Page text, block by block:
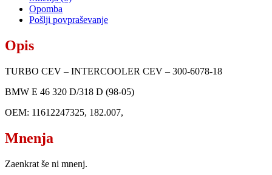
Opomba
Pošlji povpraševanje
Opis
TURBO CEV – INTERCOOLER CEV – 300-6078-18
BMW E 46 320 D/318 D (98-05)
OEM: 11612247325, 182.007,
Mnenja
Zaenkrat še ni mnenj.